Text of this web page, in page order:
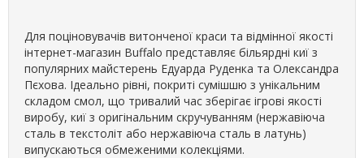
Для поціновувачів витонченої краси та відмінної якості
інтернет-магазин Buffalo представляє більярдні киї з
популярних майстерень Едуарда Руденка та Олександра
Пєхова. Ідеально рівні, покриті сумішшю з унікальним
складом смол, що тривалий час зберігає ігрові якості
виробу, киї з оригінальним скручуванням (нержавіюча
сталь в текстоліт або нержавіюча сталь в латунь)
випускаються обмеженими колекціями.